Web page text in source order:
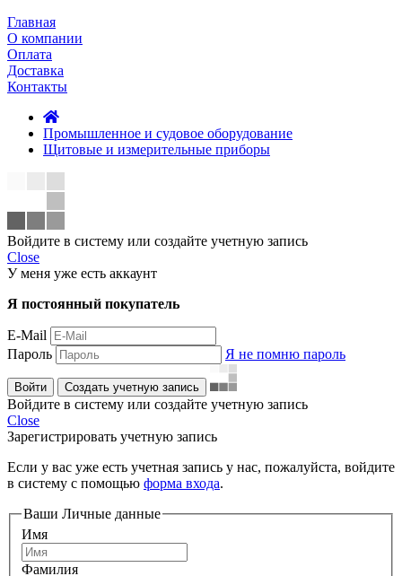
Главная
О компании
Оплата
Доставка
Контакты
Промышленное и судовое оборудование
Щитовые и измерительные приборы
Войдите в систему или создайте учетную запись
Close
У меня уже есть аккаунт
Я постоянный покупатель
E-Mail
Пароль
Я не помню пароль
Войти Создать учетную запись
Войдите в систему или создайте учетную запись
Close
Зарегистрировать учетную запись
Если у вас уже есть учетная запись у нас, пожалуйста, войдите
в систему с помощью форма входа.
Ваши Личные данные
Имя
Фамилия